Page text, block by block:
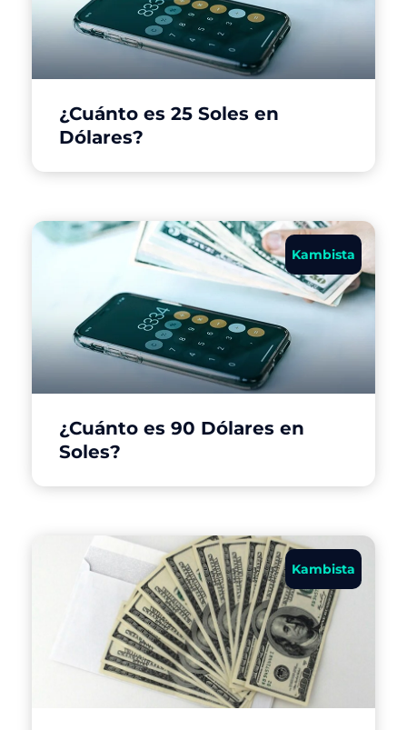
¿Cuánto es 25 Soles en
Dólares?
Kambista
¿Cuánto es 90 Dólares en
Soles?
Kambista